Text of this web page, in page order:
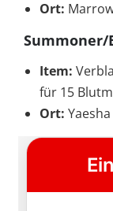
Ort:
Summoner/
Item:
für 15
Ort: Yaesha